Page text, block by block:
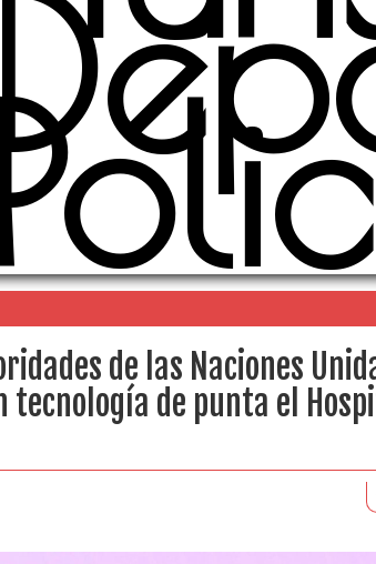
de las Naciones
tecnología de punta el